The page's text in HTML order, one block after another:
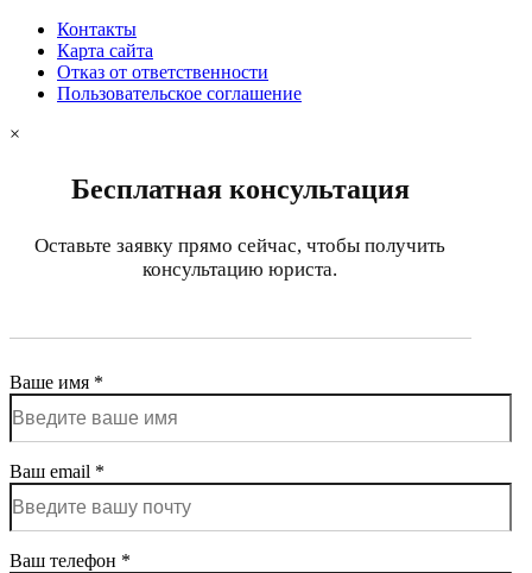
Контакты
Карта сайта
Отказ от ответственности
Пользовательское соглашение
×
Бесплатная консультация
Оставьте заявку прямо сейчас, чтобы получить
консультацию юриста.
Ваше имя *
Ваш email *
Ваш телефон *